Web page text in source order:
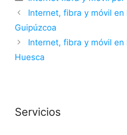
Internet, fibra y móvil en
Guipúzcoa
Internet, fibra y móvil en
Huesca
Servicios